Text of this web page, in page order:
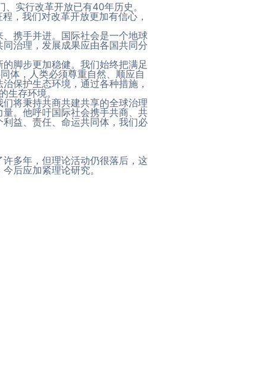
实行改革开放已有40年历史。
，我们对改革开放更加有信心，
携手并进。国际社会是一个地球
治理，发展成果应由各国共同分
脚步更加稳健。我们始终把满足
体，人类必须尊重自然、顺应自
保护生态环境，通过各种措施，
生存环境。
将秉持共商共建共享的全球治理
。他呼吁国际社会携手共商、共
益、责任、命运共同体，我们必
多年，但理论活动仍很落后，这
后应加紧理论研究。